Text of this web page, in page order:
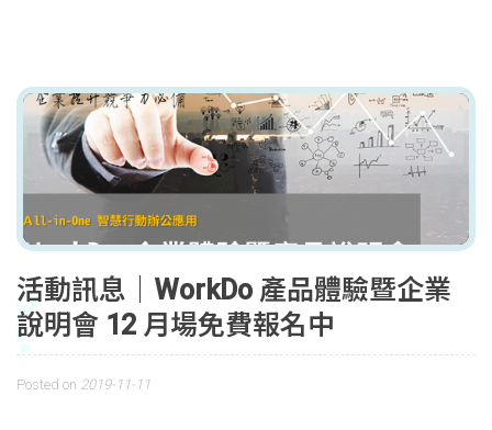
活動訊息｜WorkDo 產品體驗暨企業
說明會 12 月場免費報名中
Posted on 2019-11-11